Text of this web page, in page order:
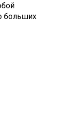
больших